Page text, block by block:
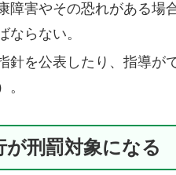
障害やその恐れがある場
ならない。
針を公表したり、指導が
刑罰対象になる